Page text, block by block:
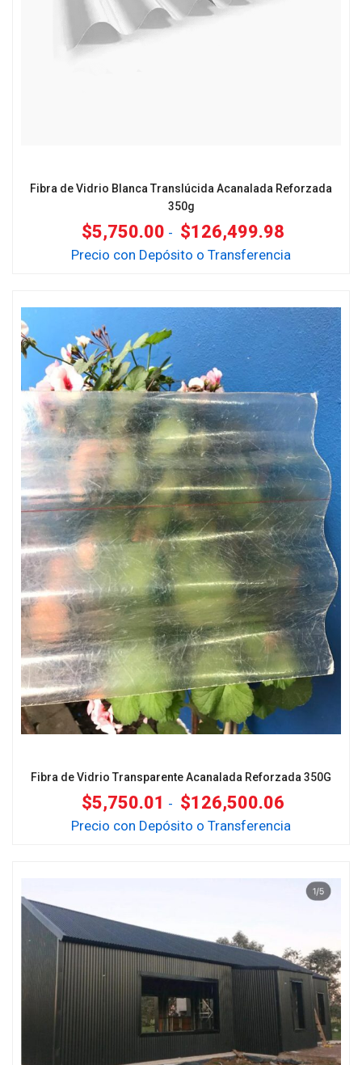
Fibra de Vidrio Blanca Translúcida Acanalada Reforzada
350g
$5,750.00 - $126,499.98
Precio con Depósito o Transferencia
Fibra de Vidrio Transparente Acanalada Reforzada 350G
$5,750.01 - $126,500.06
Precio con Depósito o Transferencia